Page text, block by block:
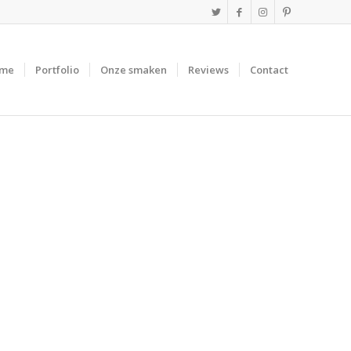
Portfolio Onze smaken Reviews Contact